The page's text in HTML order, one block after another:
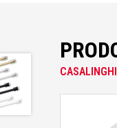
CASALINGHI